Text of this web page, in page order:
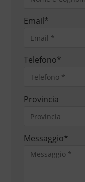
Email*
Telefono*
Provincia
Messaggio*